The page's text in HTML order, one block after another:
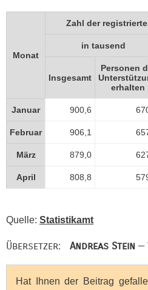
Monat
Zahl der
in tausend
Insgesamt
Personen
erhalten
Januar 900,6
Februar 906,1
März 879,0
April 808,8
Quelle: Statistikamt
Übersetzer: Andreas Stein —
Hat Ihnen der Beitrag